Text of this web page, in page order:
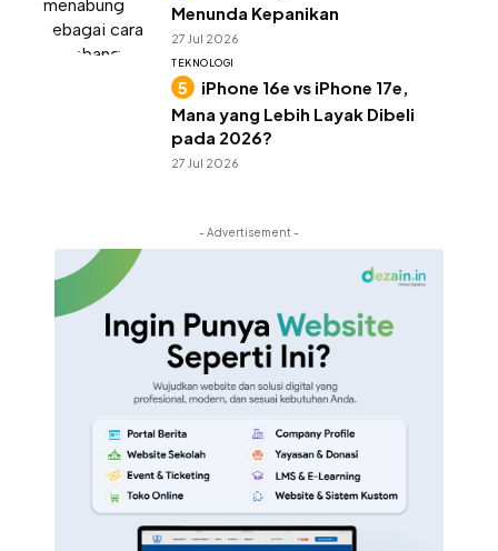
Menunda Kepanikan
27 Jul 2026
TEKNOLOGI
iPhone 16e vs iPhone 17e,
Mana yang Lebih Layak Dibeli
pada 2026?
27 Jul 2026
- Advertisement -